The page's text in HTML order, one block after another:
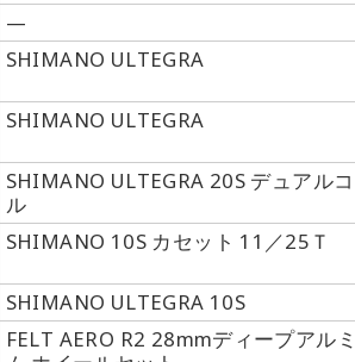
—
SHIMANO ULTEGRA
SHIMANO ULTEGRA
SHIMANO ULTEGRA 20S デュアル
ル
SHIMANO 10S カセット 11／25
SHIMANO ULTEGRA 10S
FELT AERO R2 28mmディープアル